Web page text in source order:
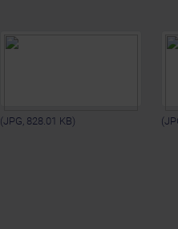
(JPG, 828.01 KB)